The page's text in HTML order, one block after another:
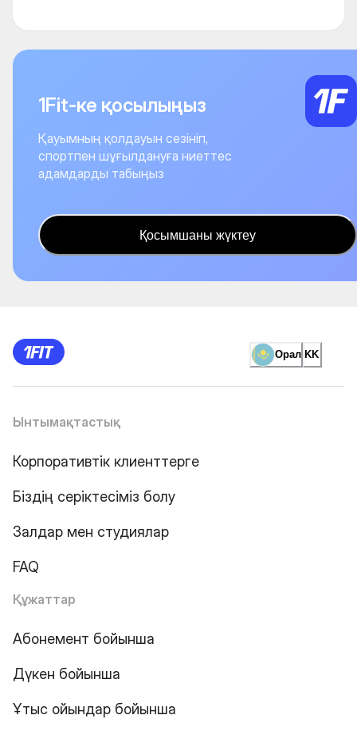
1Fit-ке қосылыңыз
Қауымның қолдауын сезініп,
спортпен шұғылдануға ниеттес
адамдарды табыңыз
Қосымшаны жүктеу
Орал KK
Ынтымақтастық
Корпоративтік клиенттерге
Біздің серіктесіміз болу
Залдар мен студиялар
FAQ
Құжаттар
Абонемент бойынша
Дүкен бойынша
Ұтыс ойындар бойынша